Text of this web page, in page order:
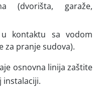
(dvorišta, garaže,
kontaktu sa vodom
za pranje sudova).
osnovna linija zaštite
instalaciji.